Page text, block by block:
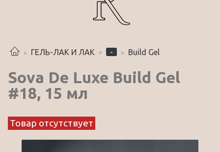
ГЕЛЬ-ЛАК И ЛАК - Build Gel
Sova De Luxe Build Gel
#18, 15 мл
Товар отсутствует